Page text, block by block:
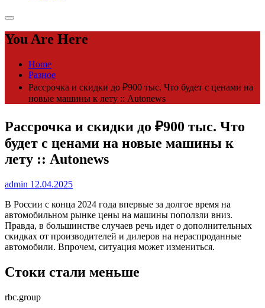
You Are Here
Home
Разное
Рассрочка и скидки до ₽900 тыс. Что будет с ценами на
новые машины к лету :: Autonews
Рассрочка и скидки до ₽900 тыс. Что
будет с ценами на новые машины к
лету :: Autonews
admin 12.04.2025
В России с конца 2024 года впервые за долгое время на
автомобильном рынке цены на машины поползли вниз.
Правда, в большинстве случаев речь идет о дополнительных
скидках от производителей и дилеров на нераспроданные
автомобили. Впрочем, ситуация может измениться.
Стоки стали меньше
rbc.group